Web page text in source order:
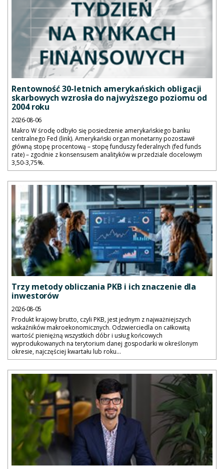
Rentowność 30-letnich amerykańskich obligacji
skarbowych wzrosła do najwyższego poziomu od
2004 roku
2026-08-06
Makro W środę odbyło się posiedzenie amerykańskiego banku
centralnego Fed (link). Amerykański organ monetarny pozostawił
główną stopę procentową – stopę funduszy federalnych (fed funds
rate) – zgodnie z konsensusem analityków w przedziale docelowym
3,50-3,75%.
Trzy metody obliczania PKB i ich znaczenie dla
inwestorów
2026-08-05
Produkt krajowy brutto, czyli PKB, jest jednym z najważniejszych
wskaźników makroekonomicznych. Odzwierciedla on całkowitą
wartość pieniężną wszystkich dóbr i usług końcowych
wyprodukowanych na terytorium danej gospodarki w określonym
okresie, najczęściej kwartału lub roku...